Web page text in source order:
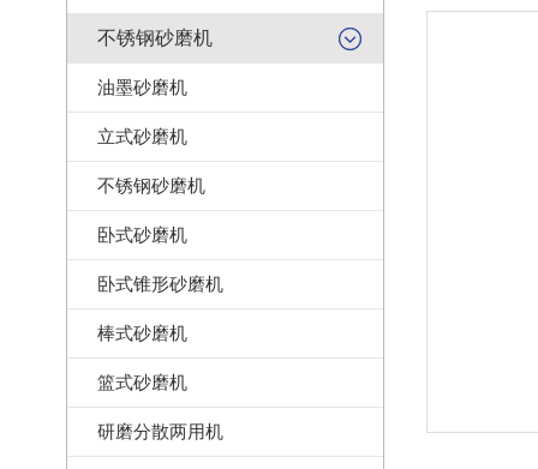
不锈钢砂磨机
油墨砂磨机
立式砂磨机
不锈钢砂磨机
卧式砂磨机
卧式锥形砂磨机
棒式砂磨机
篮式砂磨机
研磨分散两用机